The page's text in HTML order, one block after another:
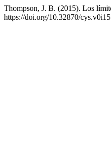
Thompson, J. B. (2015). Los
https://doi.org/10.32870/